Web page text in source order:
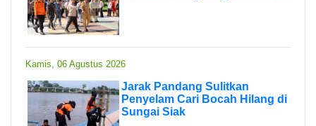
Kamis, 06 Agustus 2026
Jarak Pandang Sulitkan
Penyelam Cari Bocah Hilang di
Sungai Siak